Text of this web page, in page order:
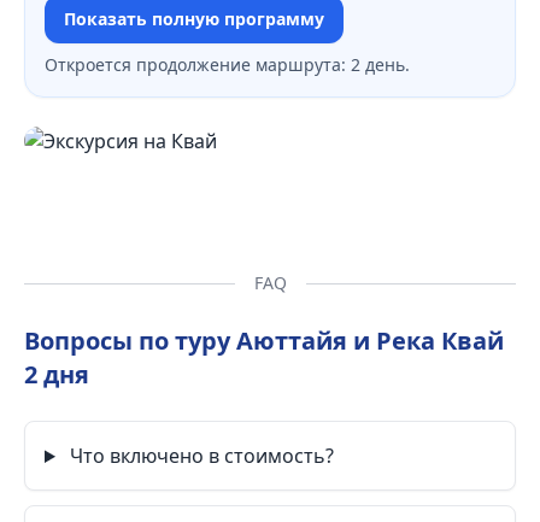
Показать полную программу
Откроется продолжение маршрута: 2 день.
FAQ
Вопросы по туру Аюттайя и Река Квай
2 дня
Что включено в стоимость?